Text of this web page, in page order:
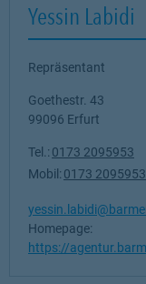
Yessin Labidi
Repräsentant
Goethestr. 43
99096 Erfurt
Tel.: 0173 2095953
Mobil: 0173 2095953
Homepage:
https://